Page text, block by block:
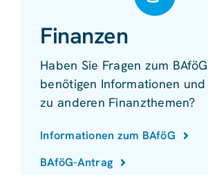
Finanzen
Haben Sie Fragen zum
benötigen Informationen
zu anderen Finanzthemen?
Informationen zum BAföG
BAföG-Antrag